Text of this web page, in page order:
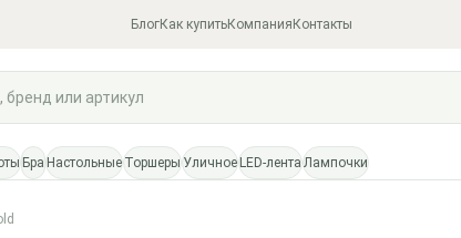
БлогКак купитьКомпания Контакты
Бра Настольные Торшеры Уличное LED-лента Лампочки